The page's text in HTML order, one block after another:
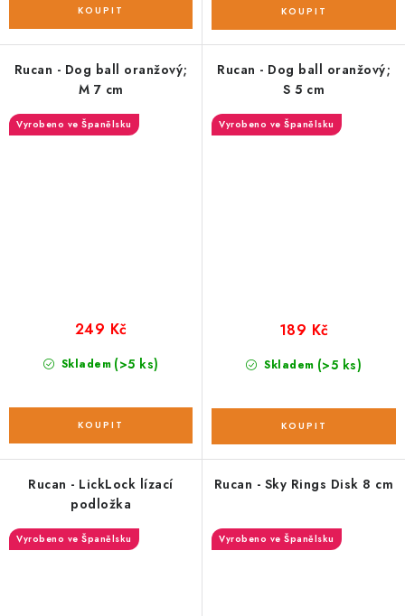
Rucan - Dog ball oranžový;
M 7 cm
Vyrobeno ve Španělsku
Skladem (>5 ks)
249 Kč
Rucan - Dog ball oranžový;
S 5 cm
Vyrobeno ve Španělsku
Skladem (>5 ks)
189 Kč
Rucan - LickLock lízací
podložka
Vyrobeno ve Španělsku
Rucan - Sky Rings Disk 8 cm
Vyrobeno ve Španělsku